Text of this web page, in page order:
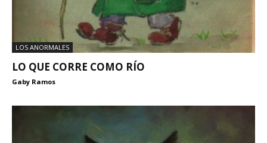
LOS ANORMALES
LO QUE CORRE COMO RÍO
Gaby Ramos